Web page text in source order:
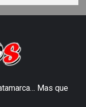
Mas que